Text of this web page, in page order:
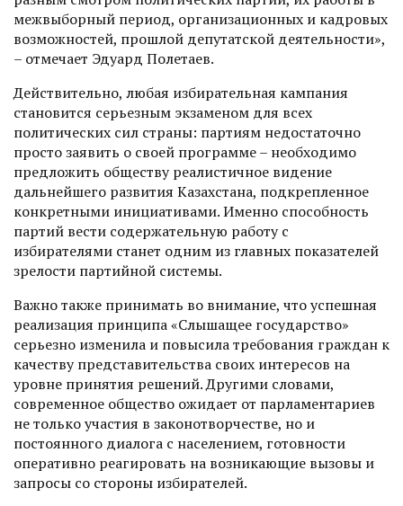
межвыборный период, организационных и кадровых
возможностей, прошлой депутатской деятельности»,
– отмечает Эдуард Полетаев.
Действительно, любая избирательная кампания
становится серьезным экзаменом для всех
политических сил страны: партиям недостаточно
просто заявить о своей программе – необходимо
предложить обществу реалистичное видение
дальнейшего развития Казахстана, подкрепленное
конкретными инициативами. Именно способность
партий вести содержательную работу с
избирателями станет одним из главных показателей
зрелос­ти партийной системы.
Важно также принимать во внимание, что успешная
реализация принципа ­«Слышащее государство»
серьезно изменила и повысила требования граждан к
качеству представительства своих интересов на
уровне принятия решений. Другими словами,
современное об­щество ожидает от парламентариев
не только участия в законотворчестве, но и
постоянного диалога с населением, готовности
оперативно реагировать на возникающие вызовы и
запросы со стороны избирателей.